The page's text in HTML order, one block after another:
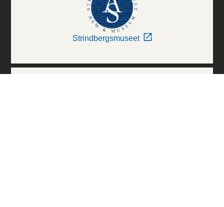
Strindbergsmuseet